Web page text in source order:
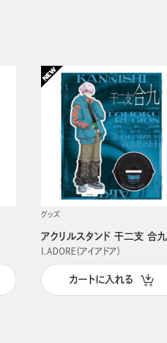
グッズ
アクリルスタンド 干二支 合九
I.ADORE（アイアドア）
カートに入れる